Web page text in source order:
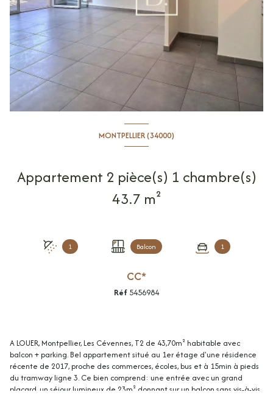
MONTPELLIER (34000)
Appartement 2 pièce(s) 1 chambre(s)
43.7 m²
1 Balcon 1
CC*
Réf 5456984
A LOUER, Montpellier, Les Cévennes, T2 de 43,70m² habitable avec
balcon + parking. Bel appartement situé au 1er étage d'une résidence
récente de 2017, proche des commerces, écoles, bus et à 15min à pieds
du tramway ligne 3. Ce bien comprend: une entrée avec un grand
placard, un séjour lumineux de 23m² donnant sur un balcon sans vis-à-vis